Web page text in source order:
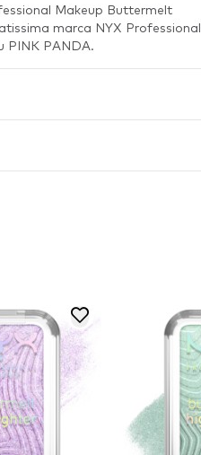
Makeup Buttermelt
marca NYX Professional
PINK PANDA.